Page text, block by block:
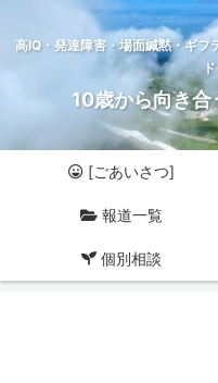
高IQ・発達障害・場面緘黙・ギフ
ド
10歳から向き
[ごあいさつ]
報道一覧
個別相談